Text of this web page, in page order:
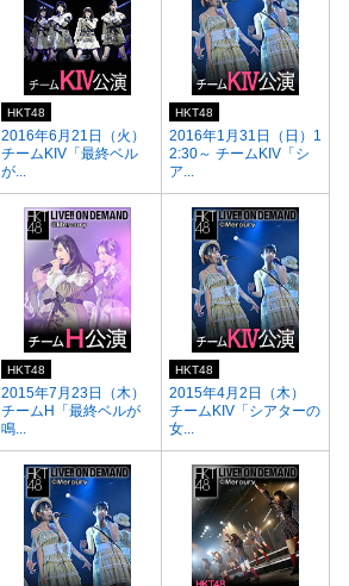
2016年6月21日（火）
チームKIV「最終ベル
が...
HKT48
2016年1月31日（日）1
2:30～ チームKIV「シ
ア...
HKT48
2015年7月23日（木）
チームH「最終ベルが
鳴...
HKT48
2015年4月2日（木）
チームKIV「シアターの
女...
HKT48